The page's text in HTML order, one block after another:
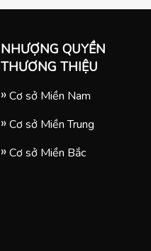
NHƯỢNG QUYỀN
THƯƠNG THIỆU
Cơ sở Miền Nam
Cơ sở Miền Trung
Cơ sở Miền Bắc